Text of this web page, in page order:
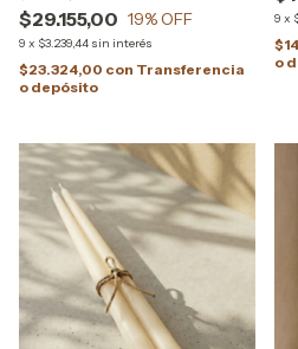
$29.155,00 19% OFF
9 x $3.239,44 sin interés
$23.324,00 con Transferencia
o depósito
9 x
o